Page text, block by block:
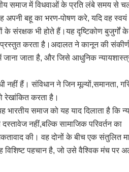
समाज में विधवाओं के प्रति लंबे समय से
अपनी बहू का भरण-पोषण करे, यदि वह स्वयं
के संरक्षक भी होते हैं।यह दृष्टिकोण बुजुर्गों के
प्रस्तुत करता है।अदालत ने कानून की संकीर्ण
जाता है, और जिसे आधुनिक
नहीं हैं। संविधान ने जिन मूल्यों,समानता,
रेखांकित करता है।
समाज को यह याद दिलाता है कि
नहीं,बल्कि सामाजिक परिवर्तन का
की। वह दोनों के बीच एक संतुलित
विशिष्ट पहचान है, जो उसे वैश्विक मंच पर